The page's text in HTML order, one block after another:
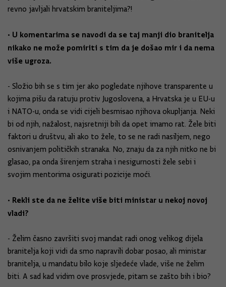
revno javljali hrvatskim braniteljima?!
• U komentarima se navodi da se taj manji dio branitelja
nikako ne može pomiriti s tim da je došao mir i da nema
više ugroza.
- Složio bih se s tim jer ako pogledate njihove transparente u
kojima pišu da ratuju protiv Jugoslovena, a Hrvatska je u EU-u
i NATO-u, onda se vidi cijeli besmisao njihova okupljanja. Neki
bi od njih, nažalost, najsretniji bili da opet imamo rat. Žele biti
faktori u društvu, ali ako to žele, to se ne radi nasiljem, nego
osnivanjem političkih stranaka. No, znaju da za njih nitko ne bi
glasao, pa onda širenjem straha i nesigurnosti žele sebi i
svojim mentorima osigurati pozicije moći.
• Rekli ste da ne želite više biti ministar u nekoj novoj
vladi?
- Želim časno završiti svoj mandat radi onog velikog dijela
branitelja koji vidi da smo napravili dobar posao, ali ministar
branitelja, u mandatu bilo koje sljedeće vlade, više ne želim
biti. A sad kad vidim ove prosvjede, pitam se zašto bih i bio?